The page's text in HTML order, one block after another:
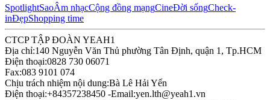
SpotlightSaoÂm nhạcCộng đồng mạngCineĐời sốngCheck-
inĐẹpShopping time
CTCP TẬP ĐOÀN YEAH1
Địa chỉ:140 Nguyễn Văn Thủ phường Tân Định, quận 1, Tp.HCM
Điện thoại:0828 730 06071
Fax:083 9101 074
Chịu trách nhiệm nội dung:Bà Lê Hải Yến
Điện thoại:+84357238450 -Email:yen.lth@yeah1.vn